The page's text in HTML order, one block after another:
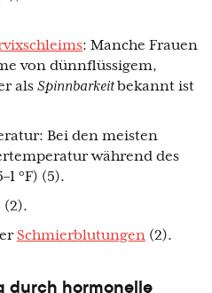
: Manche Frauen
von dünnflüssigem,
als Spinnbarkeitbekannt ist
Bei den meisten
während des
°F) (5).
(2).
Schmierblutungen (2).
durch hormonelle